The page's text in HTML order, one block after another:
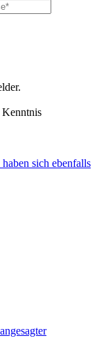
Kenntnis
sich ebenfalls